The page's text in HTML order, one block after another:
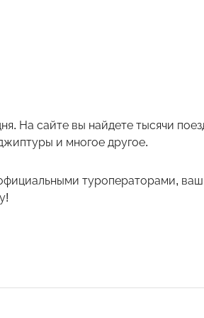
На сайте вы найдете тысячи
и многое другое.
туроператорами,